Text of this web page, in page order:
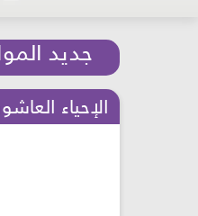
جديد
الإحياء